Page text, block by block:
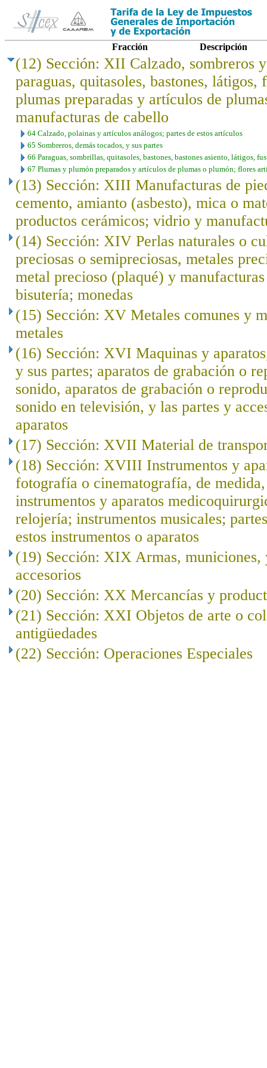
Fracción Descripción
(12) Sección: XII Calzado, sombreros
paraguas, quitasoles, bastones, látigos,
plumas preparadas y artículos de
manufacturas de cabello
64 Calzado, polainas y artículos análogos; partes de estos artículos
65 Sombreros, demás tocados, y sus partes
66 Paraguas, sombrillas, quitasoles, bastones, bastones asiento, látigos,
67 Plumas y plumón preparados y artículos de plumas o plumón; flores
(13) Sección: XIII Manufacturas de
cemento, amianto (asbesto), mica o
productos cerámicos; vidrio y
(14) Sección: XIV Perlas naturales o
preciosas o semipreciosas, metales
metal precioso (plaqué) y
bisutería; monedas
(15) Sección: XV Metales comunes y
metales
(16) Sección: XVI Maquinas y
y sus partes; aparatos de grabación o
sonido, aparatos de grabación o
sonido en televisión, y las partes y
aparatos
(17) Sección: XVII Material de
(18) Sección: XVIII Instrumentos y
fotografía o cinematografía, de
instrumentos y aparatos
relojería; instrumentos musicales;
estos instrumentos o aparatos
(19) Sección: XIX Armas, municiones,
accesorios
(20) Sección: XX Mercancías y
(21) Sección: XXI Objetos de arte o
antigüedades
(22) Sección: Operaciones Especiales